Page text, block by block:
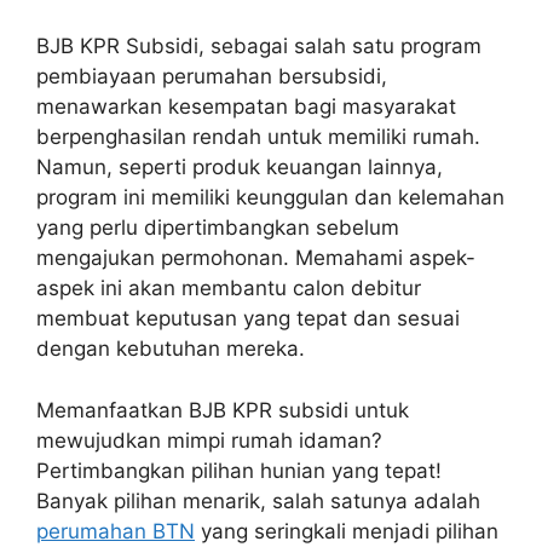
BJB KPR Subsidi, sebagai salah satu program
pembiayaan perumahan bersubsidi,
menawarkan kesempatan bagi masyarakat
berpenghasilan rendah untuk memiliki rumah.
Namun, seperti produk keuangan lainnya,
program ini memiliki keunggulan dan kelemahan
yang perlu dipertimbangkan sebelum
mengajukan permohonan. Memahami aspek-
aspek ini akan membantu calon debitur
membuat keputusan yang tepat dan sesuai
dengan kebutuhan mereka.
Memanfaatkan BJB KPR subsidi untuk
mewujudkan mimpi rumah idaman?
Pertimbangkan pilihan hunian yang tepat!
Banyak pilihan menarik, salah satunya adalah
perumahan BTN yang seringkali menjadi pilihan